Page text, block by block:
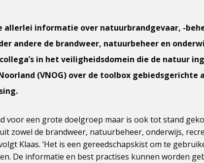
allerlei informatie over natuurbrandgevaar, -
andere de brandweer, natuurbeheer en
in het veiligheidsdomein die de natuur
(VNOG) over de toolbox gebiedsgerichte
voor een grote doelgroep maar is ook tot stand
zowel de brandweer, natuurbeheer, onderwijs,
Klaas. ‘Het is een gereedschapskist om te
De informatie en best practises kunnen worden